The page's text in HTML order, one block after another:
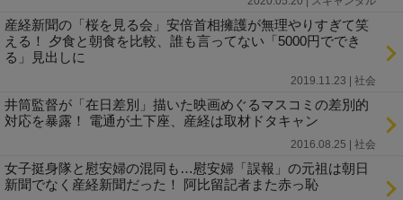
産経新聞の「桜を見る会」安倍首相擁護が無理やりすぎて笑
える！ 夕食と朝食を比較、誰も言ってない「5000円ででき
る」見出しに
2019.11.23 | 社会
井筒監督が「在日差別」描いた映画めぐるマスコミの差別的
対応を暴露！ 電通が土下座、産経は取材ドタキャン
2016.08.25 | 社会
女子挺身隊と慰安婦の混同も…慰安婦「誤報」の元祖は朝日
新聞でなく産経新聞だった！ 阿比留記者また赤っ恥